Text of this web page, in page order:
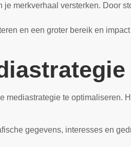
merkverhaal versterken. Door
en een groter bereik en
mediastrategie te optimaliseren.
gegevens, interesses en